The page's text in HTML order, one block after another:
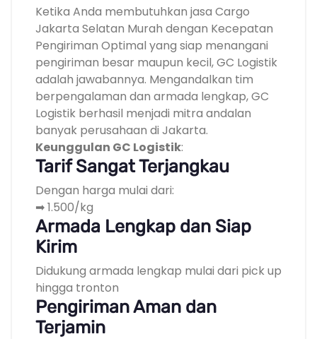
Ketika Anda membutuhkan jasa Cargo
Jakarta Selatan Murah dengan Kecepatan
Pengiriman Optimal yang siap menangani
pengiriman besar maupun kecil, GC Logistik
adalah jawabannya. Mengandalkan tim
berpengalaman dan armada lengkap, GC
Logistik berhasil menjadi mitra andalan
banyak perusahaan di Jakarta.
Keunggulan GC Logistik:
Tarif Sangat Terjangkau
Dengan harga mulai dari:
➡ 1.500/kg
Armada Lengkap dan Siap
Kirim
Didukung armada lengkap mulai dari pick up
hingga tronton
Pengiriman Aman dan
Terjamin